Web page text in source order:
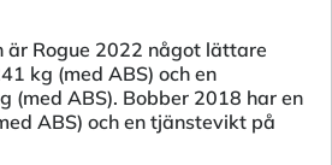
är Rogue 2022 något lättare
kg (med ABS) och en
(med ABS). Bobber 2018 har en
ABS) och en tjänstevikt på